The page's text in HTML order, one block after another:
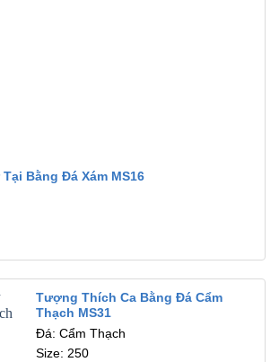
Bằng Đá Xám MS16
Tượng Thích Ca Bằng Đá Cẩm
Thạch MS31
Đá: Cẩm Thạch
Size: 250